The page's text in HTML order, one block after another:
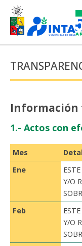
Información
1.- Actos con
Mes
Ene
Y/O
Feb
Y/O